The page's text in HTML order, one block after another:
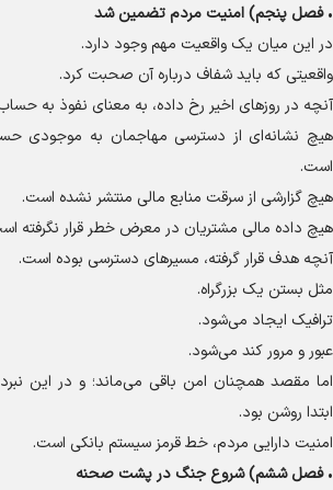
•فصل پنجم) امنیت مردم تضمین شد
در این میان یک واقعیت مهم وجود دارد.
واقعیتی که باید شفاف درباره آن صحبت کرد.
آنچه در روز‌های اخیر رخ داده، به معنای نفوذ به
هیچ نشانه‌ای از دسترسی مهاجمان به موجودی
است.
هیچ گزارشی از سرقت منابع مالی منتشر نشده است.
هیچ داده مالی مشتریان در معرض خطر قرار نگرفته
آنچه هدف قرار گرفته، مسیر‌های دسترسی بوده است.
مثل بستن یک بزرگراه.
ترافیک ایجاد می‌شود.
عبور و مرور کند می‌شود.
اما مقصد همچنان امن باقی می‌ماند؛ و در این
ابتدا روشن بود.
امنیت دارایی مردم، خط قرمز سیستم بانکی است.
•فصل ششم) شروع جنگ در پشت صحنه